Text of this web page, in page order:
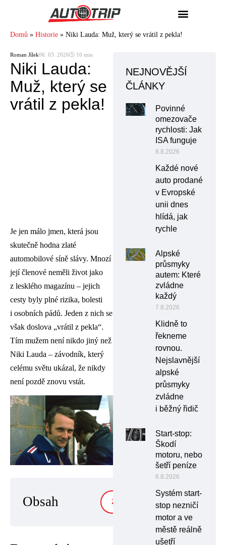
Domů » Historie » Niki Lauda: Muž, který se vrátil z pekla!
Roman Jílek06. 03. 2026🕓 10 min
Niki Lauda:
Muž, který se
vrátil z pekla!
Je jen málo jmen, která jsou
skutečně hodna zlaté
automobilové síně slávy. Mnozí
její členové neměli život jako
z lesklého magazínu – jejich
cesty byly plné rizika, bolesti
i osobních pádů. Jeden z nich se
však doslova „vrátil z pekla“.
Tím mužem není nikdo jiný než
Niki Lauda – závodník, který
celému světu ukázal, že nikdy
není pozdě znovu vstát.
Obsah ZOBRAZIT
NEJNOVĚJŠÍ
ČLÁNKY
Povinné
omezovače
rychlosti: Jak
ISA funguje
8.8.2026
Každé nové
auto prodané
v Evropské
unii dnes
hlídá, jak
rychle
Alpské
průsmyky
autem: Které
zvládne
každý
7.8.2026
Klidně to
řekneme
rovnou.
Nejslavnější
alpské
průsmyky
zvládne
i běžný řidič
Start-stop:
Škodí
motoru, nebo
šetří peníze
6.8.2026
Systém start-
stop nezničí
motor a ve
městě reálně
ušetří